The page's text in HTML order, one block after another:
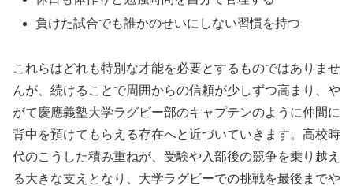
負けた試合でも誰かのせいにしない習慣を持つ
これらはどれも特別な才能を必要とするものではありませ
んが、続けることで周囲からの信頼が少しずつ高まり、や
がて慶應義塾大学ラグビー部のキャプテンのように仲間に
背中を預けてもらえる存在へと近づいていきます。高校時
代のこうした積み重ねが、受験や入部後の競争を乗り越え
る大きな支えとなり、大学ラグビーでの挑戦を最後までや